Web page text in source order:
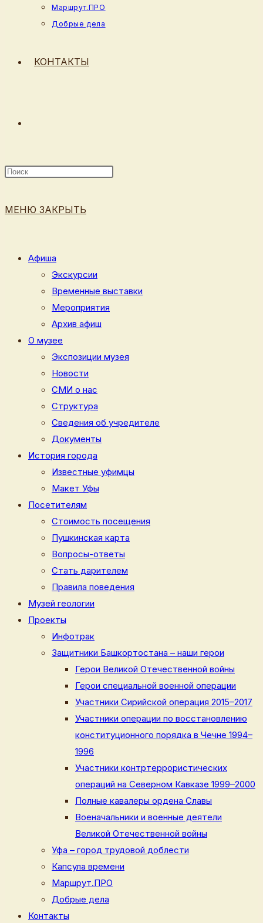
Маршрут.ПРО
Добрые дела
КОНТАКТЫ
ВЕБ-
МЕНЮ ЗАКРЫТЬ
Афиша
Экскурсии
Временные выставки
Мероприятия
Архив афиш
О музее
Экспозиции музея
Новости
СМИ о нас
Структура
Сведения об учредителе
Документы
История города
Известные уфимцы
Макет Уфы
Посетителям
Стоимость посещения
Пушкинская карта
Вопросы-ответы
Стать дарителем
Правила поведения
Музей геологии
Проекты
Инфотрак
Защитники Башкортостана – наши герои
Герои Великой Отечественной войны
Герои специальной военной операции
Участники Сирийской операция 2015–2017
Участники операции по восстановлению
конституционного порядка в Чечне 1994–
1996
Участники контртеррористических
операций на Северном Кавказе 1999–2000
Полные кавалеры ордена Славы
Военачальники и военные деятели
Великой Отечественной войны
Уфа – город трудовой доблести
Капсула времени
Маршрут.ПРО
Добрые дела
Контакты